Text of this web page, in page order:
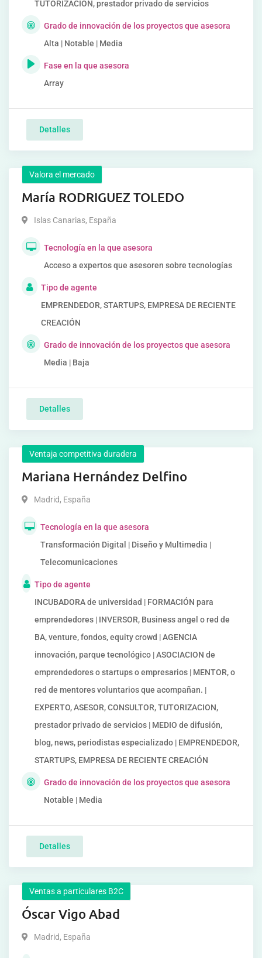
TUTORIZACION, prestador privado de servicios
Grado de innovación de los proyectos que asesora
Alta | Notable | Media
Fase en la que asesora
Array
Detalles
Valora el mercado
María RODRIGUEZ TOLEDO
Islas Canarias, España
Tecnología en la que asesora
Acceso a expertos que asesoren sobre tecnologías
Tipo de agente
EMPRENDEDOR, STARTUPS, EMPRESA DE RECIENTE
CREACIÓN
Grado de innovación de los proyectos que asesora
Media | Baja
Detalles
Ventaja competitiva duradera
Mariana Hernández Delfino
Madrid, España
Tecnología en la que asesora
Transformación Digital | Diseño y Multimedia |
Telecomunicaciones
Tipo de agente
INCUBADORA de universidad | FORMACIÓN para
emprendedores | INVERSOR, Business angel o red de
BA, venture, fondos, equity crowd | AGENCIA
innovación, parque tecnológico | ASOCIACION de
emprendedores o startups o empresarios | MENTOR, o
red de mentores voluntarios que acompañan. |
EXPERTO, ASESOR, CONSULTOR, TUTORIZACION,
prestador privado de servicios | MEDIO de difusión,
blog, news, periodistas especializado | EMPRENDEDOR,
STARTUPS, EMPRESA DE RECIENTE CREACIÓN
Grado de innovación de los proyectos que asesora
Notable | Media
Detalles
Ventas a particulares B2C
Óscar Vigo Abad
Madrid, España